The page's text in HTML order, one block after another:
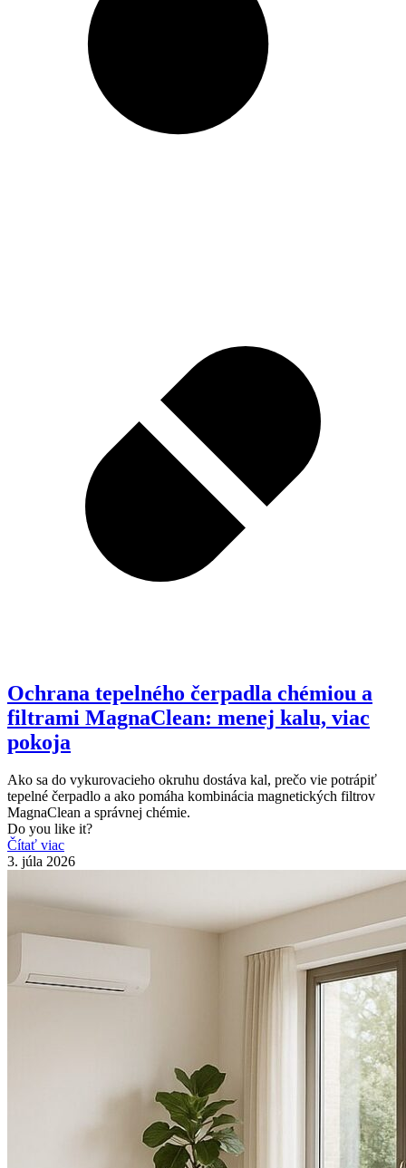
Ochrana tepelného čerpadla chémiou a
filtrami MagnaClean: menej kalu, viac
pokoja
Ako sa do vykurovacieho okruhu dostáva kal, prečo vie potrápiť
tepelné čerpadlo a ako pomáha kombinácia magnetických filtrov
MagnaClean a správnej chémie.
Do you like it?
Čítať viac
3. júla 2026